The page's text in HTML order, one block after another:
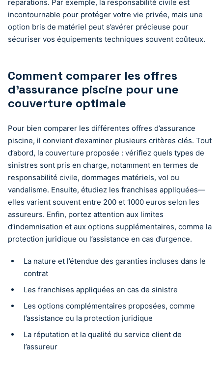
réparations. Par exemple, la responsabilité civile est
incontournable pour protéger votre vie privée, mais une
option bris de matériel peut s’avérer précieuse pour
sécuriser vos équipements techniques souvent coûteux.
Comment comparer les offres
d’assurance piscine pour une
couverture optimale
Pour bien comparer les différentes offres d’assurance
piscine, il convient d’examiner plusieurs critères clés. Tout
d’abord, la couverture proposée : vérifiez quels types de
sinistres sont pris en charge, notamment en termes de
responsabilité civile, dommages matériels, vol ou
vandalisme. Ensuite, étudiez les franchises appliquées—
elles varient souvent entre 200 et 1000 euros selon les
assureurs. Enfin, portez attention aux limites
d’indemnisation et aux options supplémentaires, comme la
protection juridique ou l’assistance en cas d’urgence.
La nature et l’étendue des garanties incluses dans le
contrat
Les franchises appliquées en cas de sinistre
Les options complémentaires proposées, comme
l’assistance ou la protection juridique
La réputation et la qualité du service client de
l’assureur